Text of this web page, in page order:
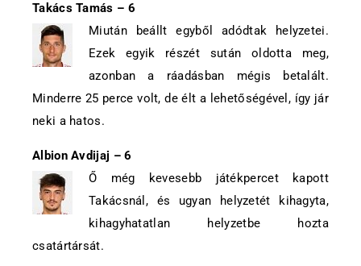
Takács Tamás – 6
Miután beállt egyből adódtak helyzetei.
Ezek egyik részét sután oldotta meg,
azonban a ráadásban mégis betalált.
Minderre 25 perce volt, de élt a lehetőségével, így jár
neki a hatos.
Albion Avdijaj – 6
Ő még kevesebb játékpercet kapott
Takácsnál, és ugyan helyzetét kihagyta,
kihagyhatatlan helyzetbe hozta
csatártársát.